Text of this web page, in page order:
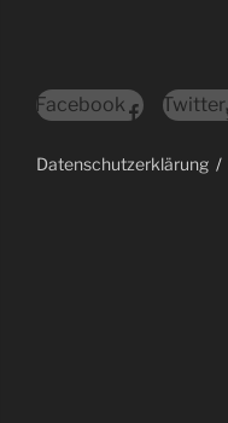
Facebook Twitter
Datenschutzerklärung